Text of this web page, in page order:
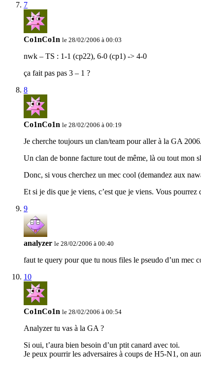
7
Co1nCo1n le 28/02/2006 à 00:03
nwk – TS : 1-1 (cp22), 6-0 (cp1) -> 4-0
ça fait pas pas 3 – 1 ?
8
Co1nCo1n le 28/02/2006 à 00:19
Je cherche toujours un clan/team pour aller à la GA 2006.
Un clan de bonne facture tout de même, là ou tout mon
Donc, si vous cherchez un mec cool (demandez aux
Et si je dis que je viens, c’est que je viens. Vous
9
analyzer le 28/02/2006 à 00:40
faut te query pour que tu nous files le pseudo d’un mec
10
Co1nCo1n le 28/02/2006 à 00:54
Analyzer tu vas à la GA ?
Si oui, t’aura bien besoin d’un ptit canard avec toi.
Je peux pourrir les adversaires à coups de H5-N1, on